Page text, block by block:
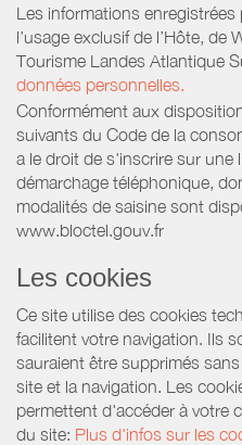
Les informations
l’usage exclusif de l’Hôte, de
Tourisme Landes Atlantique
données personnelles.
Conformément aux
suivants du Code de la
a le droit de s'inscrire sur une
démarchage téléphonique,
modalités de saisine sont
www.bloctel.gouv.fr
Les cookies
Ce site utilise des cookies
facilitent votre navigation. Ils
sauraient être supprimés
site et la navigation. Les
permettent d'accéder à votre
du site: Plus d'infos sur les